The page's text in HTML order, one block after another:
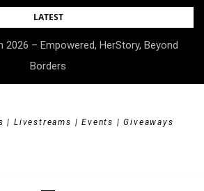
LATEST
2026 – Empowered, HerStory, Beyond
Borders
| Livestreams | Events | Giveaways